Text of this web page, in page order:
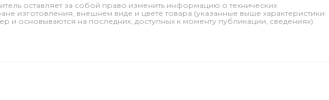
оставляет за собой право изменить информацию о технических
изготовления, внешнем виде и цвете товара (указанные выше характеристики
и основываются на последних, доступных к моменту публикации, сведениях).